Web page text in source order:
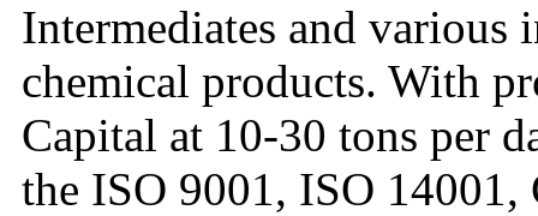
Intermediates and various
chemical products. With
Capital at 10-30 tons per
the ISO 9001, ISO 14001,